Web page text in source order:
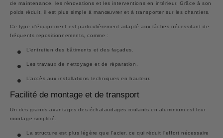
de maintenance, les rénovations et les interventions en intérieur. Grâce à son
poids réduit, il est plus simple à manœuvrer et à transporter sur les chantiers.
Ce type d’équipement est particulièrement adapté aux tâches nécessitant de
fréquents repositionnements, comme :
L’entretien des bâtiments et des façades.
Les travaux de nettoyage et de réparation.
L’accès aux installations techniques en hauteur.
Facilité de montage et de transport
Un des grands avantages des échafaudages roulants en aluminium est leur
montage simplifié.
La structure est plus légère que l’acier, ce qui réduit l’effort nécessaire